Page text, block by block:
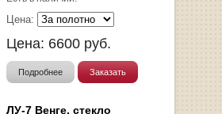
Цена:
Цена: 6600 руб.
Подробнее Заказать
ЛУ-7 Венге, cтекло